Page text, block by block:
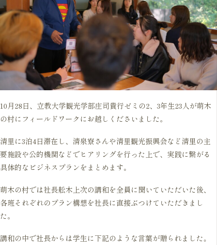
10月28日、立教大学観光学部庄司貴行ゼミの2、3年生23人が萌木
の村にフィールドワークにお越しくださいました。
清里に3泊4日滞在し、清泉寮さんや清里観光振興会など清里の主
要施設や公的機関などでヒアリングを行った上で、実践に繋がる
具体的なビジネスプランをまとめます。
萌木の村では社長舩木上次の講和を全員に聞いていただいた後、
各班それぞれのプラン構想を社長に直接ぶつけていただきまし
た。
講和の中で社長からは学生に下記のような言葉が贈られました。